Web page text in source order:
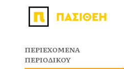
ΠΕΡΙΕΧΌΜΕΝΑ
ΠΕΡΙΟΔΙΚΟΎ